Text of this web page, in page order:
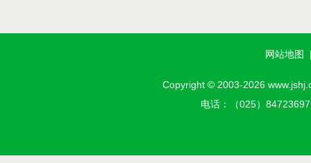
网站地图
Copyright © 2003-2026
电话：（025）